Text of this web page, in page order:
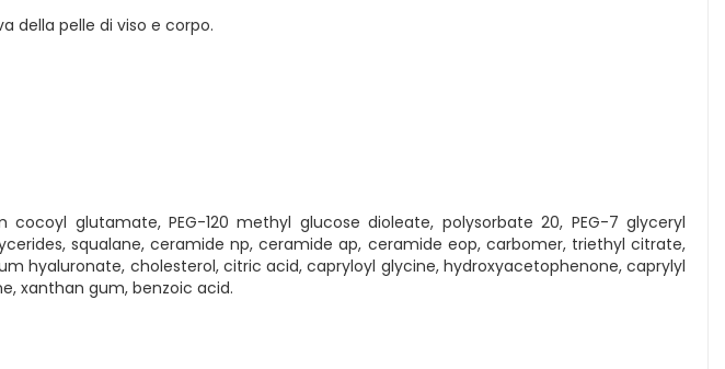
della pelle di viso e corpo.
glutamate, PEG-120 methyl glucose dioleate, polysorbate 20, PEG-7 glyceryl
squalane, ceramide np, ceramide ap, ceramide eop, carbomer, triethyl citrate,
hyaluronate, cholesterol, citric acid, capryloyl glycine, hydroxyacetophenone, caprylyl
xanthan gum, benzoic acid.